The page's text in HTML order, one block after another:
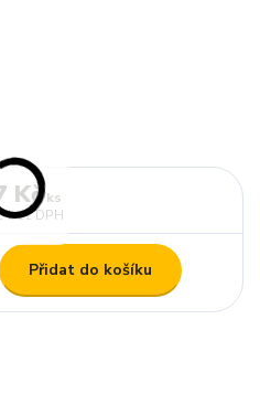
Kč/ks
bez DPH
Přidat do košíku